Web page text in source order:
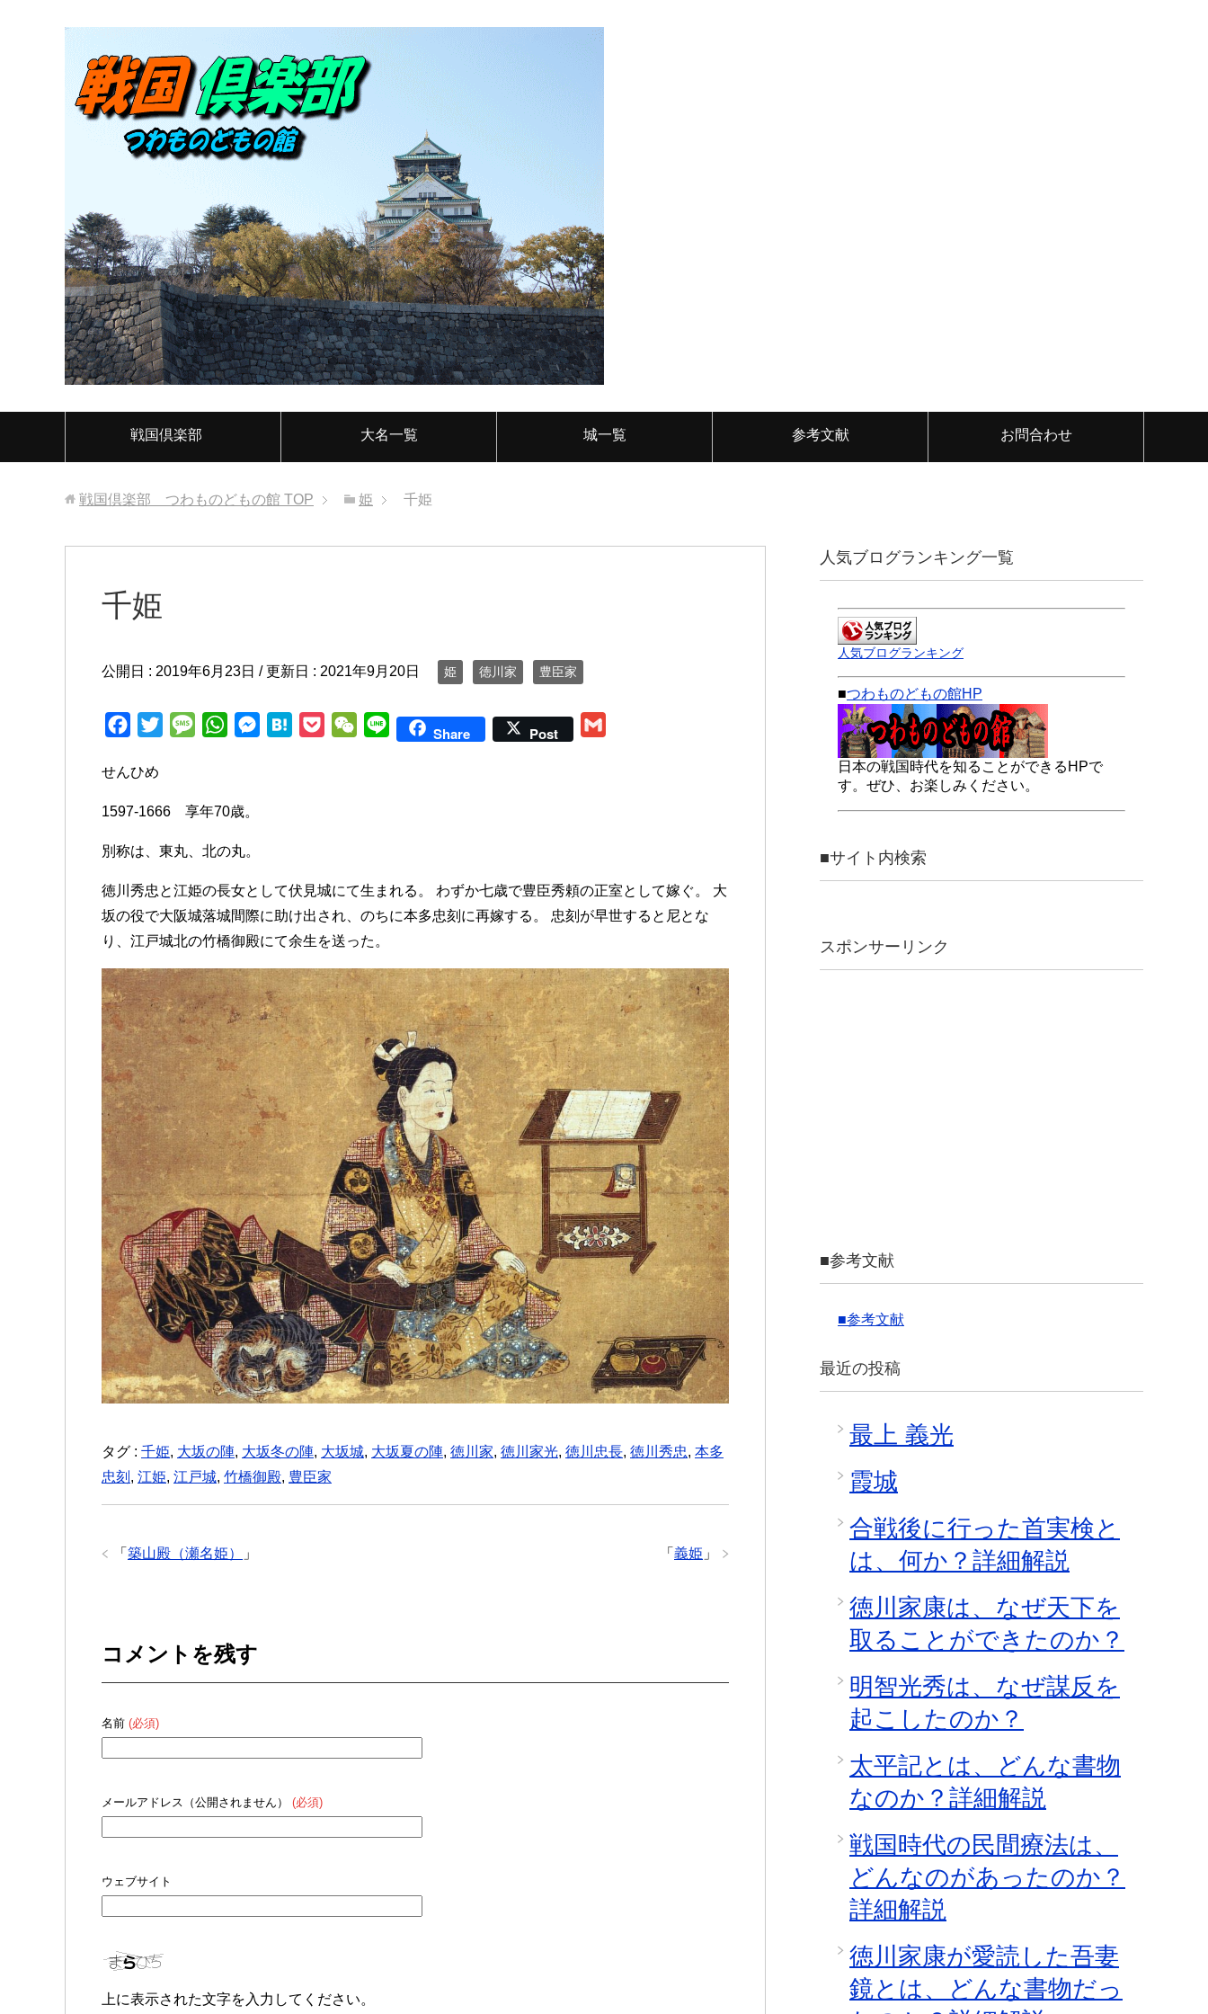
戦国倶楽部 大名一覧 城一覧 参考文献 お問合わせ
戦国倶楽部 つわものどもの館 TOP 姫 千姫
千姫
公開日 : 2019年6月23日 / 更新日 : 2021年9月20日 姫 徳川家 豊臣家
c
o
k
e
M
g
W
A
p
e
r
W
L
Share Post
せんひめ
1597-1666 享年70歳。
別称は、東丸、北の丸。
徳川秀忠と江姫の長女として伏見城にて生まれる。 わずか七歳で豊臣秀頼の正室として嫁ぐ。 大
坂の役で大阪城落城間際に助け出され、のちに本多忠刻に再嫁する。 忠刻が早世すると尼とな
り、江戸城北の竹橋御殿にて余生を送った。
タグ : 千姫, 大坂の陣, 大坂冬の陣, 大坂城, 大坂夏の陣, 徳川家, 徳川家光, 徳川忠長, 徳川秀忠, 本多
忠刻 , 江姫, 江戸城, 竹橋御殿, 豊臣家
「 義姫 」
「 築山殿（瀬名姫） 」
コメントを残す
名前 (必須)
メールアドレス（公開されません） (必須)
ウェブサイト
上に表示された文字を入力してください。
人気ブログランキング一覧
人気ブログランキング
■つわものどもの館HP
日本の戦国時代を知ることができるHPで
す。ぜひ、お楽しみください。
■サイト内検索
スポンサーリンク
■参考文献
■参考文献
最近の投稿
最上 義光
霞城
合戦後に行った首実検と
は、何か？詳細解説
徳川家康は、なぜ天下を
取ることができたのか？
明智光秀は、なぜ謀反を
起こしたのか？
太平記とは、どんな書物
なのか？詳細解説
戦国時代の民間療法は、
どんなのがあったのか？
詳細解説
徳川家康が愛読した吾妻
鏡とは、どんな書物だっ